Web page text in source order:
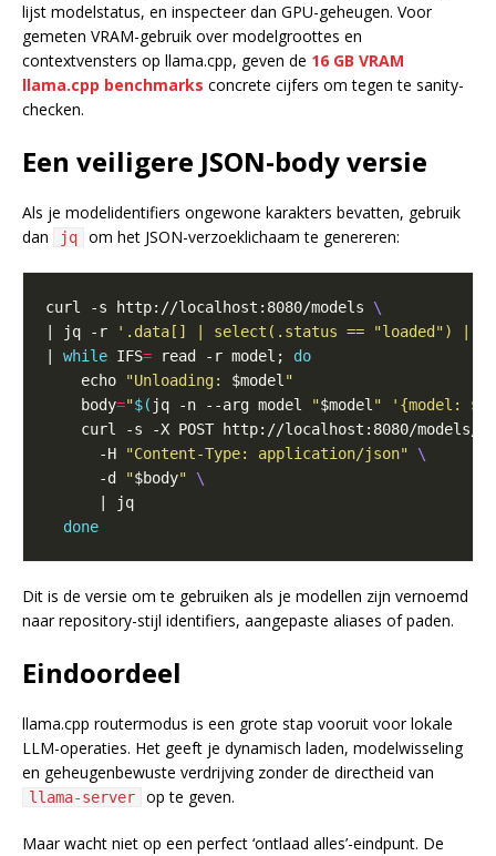
lijst modelstatus, en inspecteer dan GPU-geheugen. Voor
gemeten VRAM-gebruik over modelgroottes en
contextvensters op llama.cpp, geven de 16 GB VRAM
llama.cpp benchmarks concrete cijfers om tegen te sanity-
checken.
Een veiligere JSON-body versie
Als je modelidentifiers ongewone karakters bevatten, gebruik
dan
jq om het JSON-verzoeklichaam te genereren:
curl -s http://localhost:8080/models
| jq -r
'.data[] | select(.status == "loaded") |
while IFS= read -r model; do
    echo
"Unloading: $model"
    body
="$( jq -n --arg model "$model"
'{model:
curl -s -X POST http://localhost:8080/models/
      -H
"Content-Type: application/json"
      -d
"$body"
done
Dit is de versie om te gebruiken als je modellen zijn vernoemd
naar repository-stijl identifiers, aangepaste aliases of paden.
Eindoordeel
llama.cpp routermodus is een grote stap vooruit voor lokale
LLM-operaties. Het geeft je dynamisch laden, modelwisseling
en geheugenbewuste verdrijving zonder de directheid van
llama-server op te geven.
Maar wacht niet op een perfect ‘ontlaad alles’-eindpunt. De